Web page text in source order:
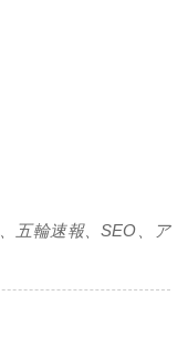
五輪速報、SEO、ア